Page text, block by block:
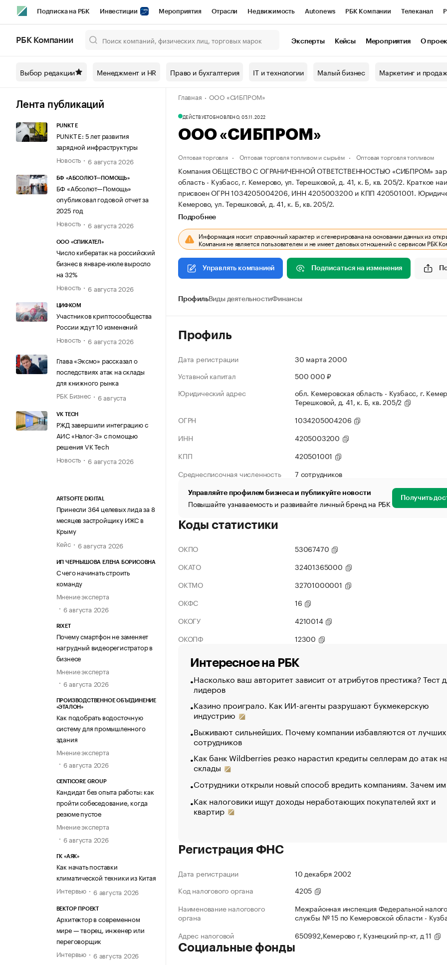
Подписка на РБК Инвестиции Мероприятия Отрасли Недвижимость Autonews РБК Компании Телеканал
Спецпроекты СПб Конференции СПб Спецпроекты Проверка контрагентов
Технологии и медиа Рынок наличной валюты
РБК Компании Эксперты Кейсы Мероприятия О
Выбор редакции Менеджмент и HR Право и бухгалтерия IT и технологии Малый бизнес Маркетинг и
Лента публикаций
PUNKT E
PUNKT E: 5 лет развития
зарядной инфраструктуры
Новость
6 августа 2026
БФ «АБСОЛЮТ—ПОМОЩЬ»
БФ «Абсолют—Помощь»
опубликовал годовой отчет за
2025 год
Новость
6 августа 2026
ООО «СПИКАТЕЛ»
Число кибератак на российский
бизнес в январе-июле выросло
на 32%
Новость
6 августа 2026
ЦИФКОМ
Участников криптосообщества
России ждут 10 изменений
Новость
6 августа 2026
Глава «Эксмо» рассказал о
последствиях атак на склады
для книжного рынка
РБК Бизнес
6 августа
VK TECH
РЖД завершили интеграцию с
АИС «Налог-3» с помощью
решения VK Tech
Новость
6 августа 2026
ARTSOFTE DIGITAL
Принесли 364 целевых лида за 8
месяцев застройщику ИЖС в
Крыму
Кейс
6 августа 2026
ИП ЧЕРНЫШОВА ЕЛЕНА БОРИСОВНА
С чего начинать строить
команду
Мнение эксперта
6 августа 2026
RIXET
Почему смартфон не заменяет
нагрудный видеорегистратор в
бизнесе
Мнение эксперта
6 августа 2026
ПРОИЗВОДСТВЕННОЕ ОБЪЕДИНЕНИЕ
«ЭТАЛОН»
Как подобрать водосточную
систему для промышленного
здания
Мнение эксперта
6 августа 2026
CENTICORE GROUP
Кандидат без опыта работы: как
пройти собеседование, когда
резюме пустое
Мнение эксперта
6 августа 2026
ГК «АЯК»
Как начать поставки
климатической техники из Китая
Интервью
6 августа 2026
ВЕКТОР ПРОЕКТ
Архитектор в современном
мире — творец, инженер или
переговорщик
Интервью
6 августа 2026
Главная ООО «СИБПРОМ»
ДЕЙСТВУЕТОБНОВЛЕНО, 05.11.2022
ООО «СИБПРОМ»
Оптовая торговля Оптовая торговля топливом и сырьём Оптовая торговля топливом
Компания ОБЩЕСТВО С ОГРАНИЧЕННОЙ ОТВЕТСТВЕННОСТЬЮ «СИБПРОМ»
область - Кузбасс, г. Кемерово, ул. Терешковой, д. 41, к. Б, кв. 205/2. Краткое
присвоен ОГРН 1034205004206, ИНН 4205003200 и КПП 420501001.
Кемерово, ул. Терешковой, д. 41, к. Б, кв. 205/2.
Подробнее
Информация носит справочный характер и сгенерирована на основании данных из
Компания не является пользователем и не имеет деловых отношений с сервисом РБК
Управлять компанией Подписаться на изменения
ПрофильВиды деятельностиФинансы
Профиль
Дата регистрации
30 марта 2000
Уставной капитал
500 000 ₽
Юридический адрес
обл. Кемеровская область - Кузбасс, г.
Терешковой, д. 41, к. Б, кв. 205/2
ОГРН
1034205004206
ИНН
4205003200
КПП
420501001
Среднесписочная численность
7 сотрудников
Управляйте профилем бизнеса и публикуйте новости
Повышайте узнаваемость и развивайте личный бренд на РБК Получить
Коды статистики
ОКПО
53067470
ОКАТО
32401365000
ОКТМО
32701000001
ОКФС
16
ОКОГУ
4210014
ОКОПФ
12300
Интересное на РБК
Насколько ваш авторитет зависит от атрибутов престижа? Тест
лидеров
Казино проиграло. Как ИИ-агенты разрушают букмекерскую
индустрию
Выживают сильнейших. Почему компании избавляются от лучших
сотрудников
Как банк Wildberries резко нарастил кредиты селлерам до атак
склады
Сотрудники открыли новый способ вредить компаниям. Зачем
Как налоговики ищут доходы неработающих покупателей яхт и
квартир
Регистрация ФНС
Дата регистрации
10 декабря 2002
Код налогового органа
4205
Наименование налогового
органа
Межрайонная инспекция Федеральной
службы № 15 по Кемеровской области -
Адрес налоговой
650992,Кемерово г, Кузнецкий пр-кт, д 11
Социальные фонды